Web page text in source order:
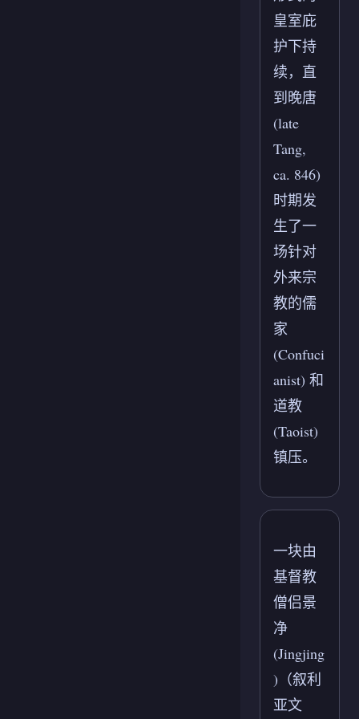
皇室庇
护下持
续，直
到晚唐
(late
Tang,
ca. 846)
时期发
生了一
场针对
外来宗
教的儒
家
(Confuci
anist) 和
道教
(Taoist)
镇压。
一块由
基督教
僧侣景
净
(Jingjing
)（叙利
亚文